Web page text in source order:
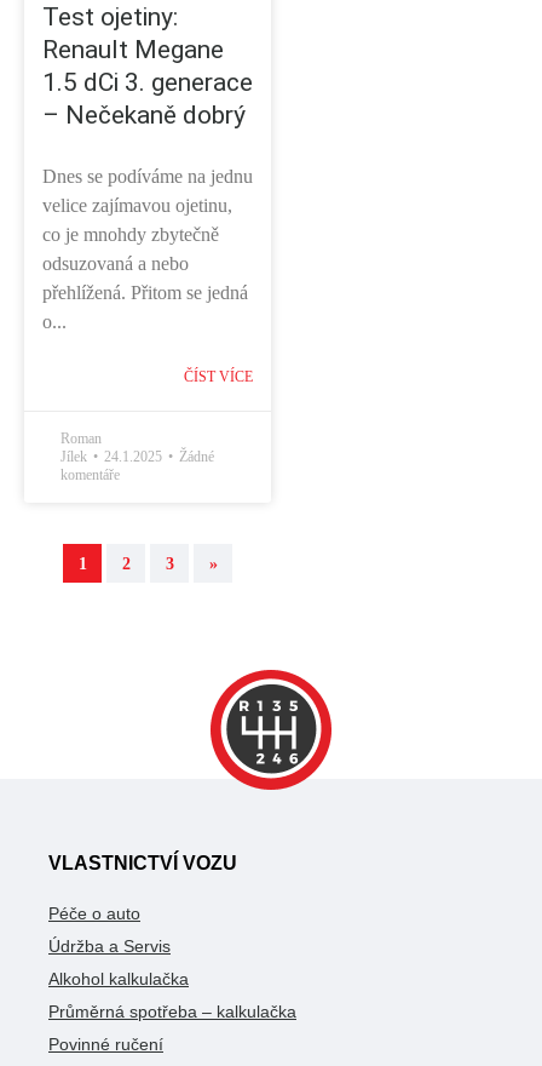
Test ojetiny:
Renault Megane
1.5 dCi 3. generace
– Nečekaně dobrý
Dnes se podíváme na jednu
velice zajímavou ojetinu,
co je mnohdy zbytečně
odsuzovaná a nebo
přehlížená. Přitom se jedná
o...
ČÍST VÍCE
Roman
Jílek
24.1.2025
Žádné
komentáře
1 2 3 »
VLASTNICTVÍ VOZU
Péče o auto
Údržba a Servis
Alkohol kalkulačka
Průměrná spotřeba – kalkulačka
Povinné ručení